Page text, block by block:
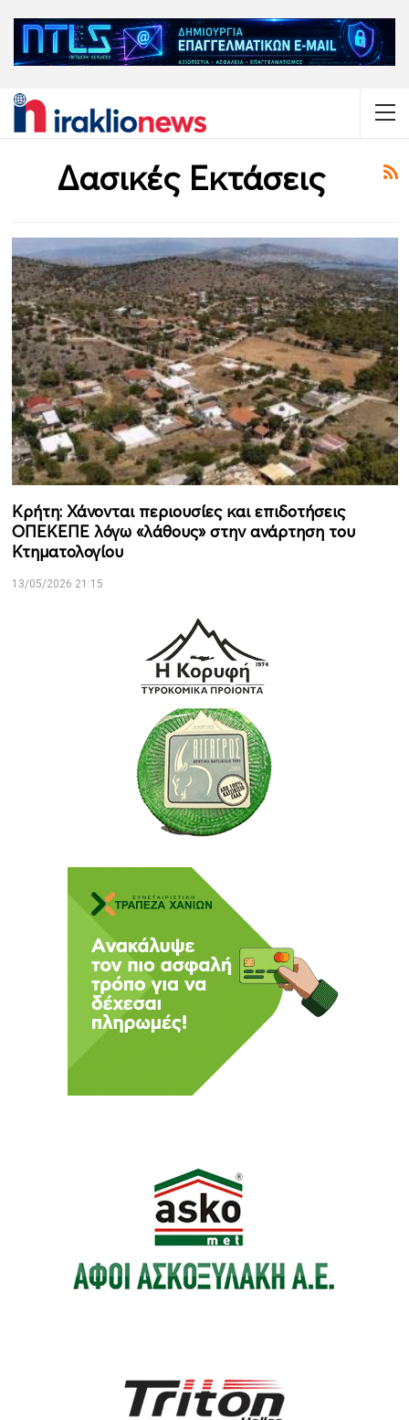
Δασικές Εκτάσεις
Κρήτη: Χάνονται περιουσίες και επιδοτήσεις
ΟΠΕΚΕΠΕ λόγω «λάθους» στην ανάρτηση του
Κτηματολογίου
13/05/2026 21:15